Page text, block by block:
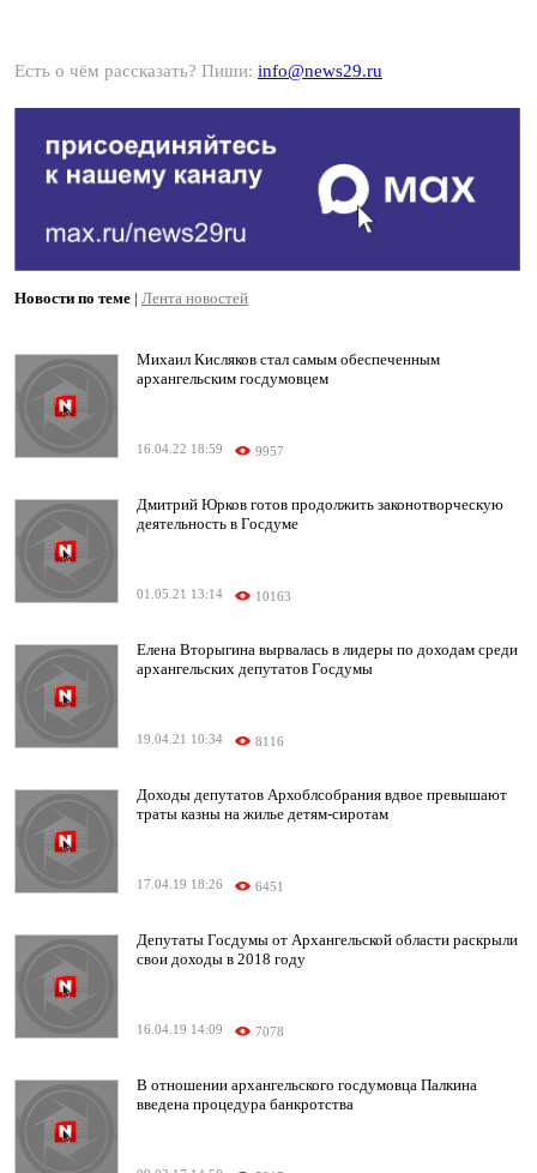
Есть о чём рассказать? Пиши: info@news29.ru
Новости по теме | Лента новостей
Михаил Кисляков стал самым обеспеченным
архангельским госдумовцем
16.04.22 18:59 9957
Дмитрий Юрков готов продолжить законотворческую
деятельность в Госдуме
01.05.21 13:14 10163
Елена Вторыгина вырвалась в лидеры по доходам среди
архангельских депутатов Госдумы
19.04.21 10:34 8116
Доходы депутатов Архоблсобрания вдвое превышают
траты казны на жилье детям-сиротам
17.04.19 18:26 6451
Депутаты Госдумы от Архангельской области раскрыли
свои доходы в 2018 году
16.04.19 14:09 7078
В отношении архангельского госдумовца Палкина
введена процедура банкротства